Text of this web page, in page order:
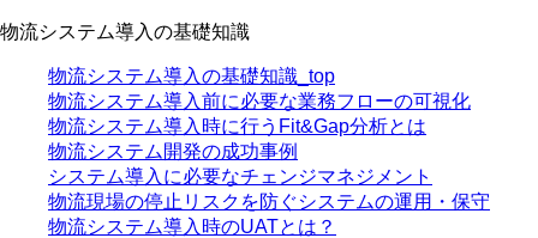
物流システム導入の基礎知識
物流システム導入の基礎知識_top
物流システム導入前に必要な業務フローの可視化
物流システム導入時に行うFit&Gap分析とは
物流システム開発の成功事例
システム導入に必要なチェンジマネジメント
物流現場の停止リスクを防ぐシステムの運用・保守
物流システム導入時のUATとは？